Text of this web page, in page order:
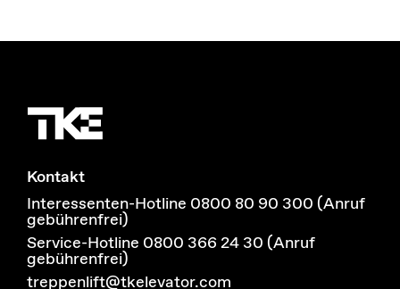
Kontakt
Interessenten-Hotline 0800 80 90 300 (Anruf
gebührenfrei)
Service-Hotline 0800 366 24 30 (Anruf
gebührenfrei)
treppenlift@tkelevator.com